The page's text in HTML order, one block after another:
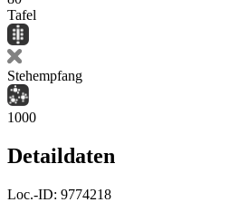
Tafel
Stehempfang
1000
Detaildaten
Loc.-ID: 9774218